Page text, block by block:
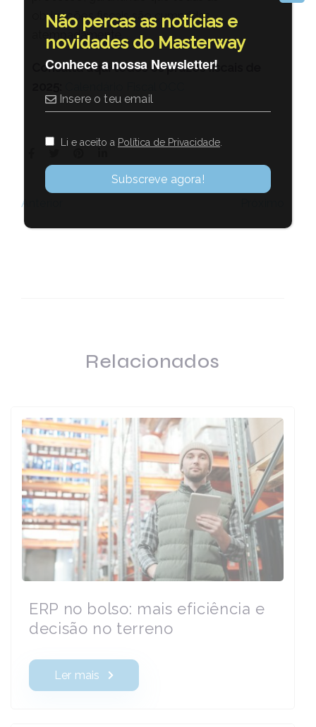
obrigações fiscais são cumpridas
atempadamente.
Consulta aqui todos os prazos fiscais de
Anterior
Relacionados
ERP no bolso: mais eficiência e
decisão no terreno
Ler mais
Não percas as notícias e
novidades do Masterway
Conhece a nossa Newsletter!
Li e aceito a Política de Privacidade